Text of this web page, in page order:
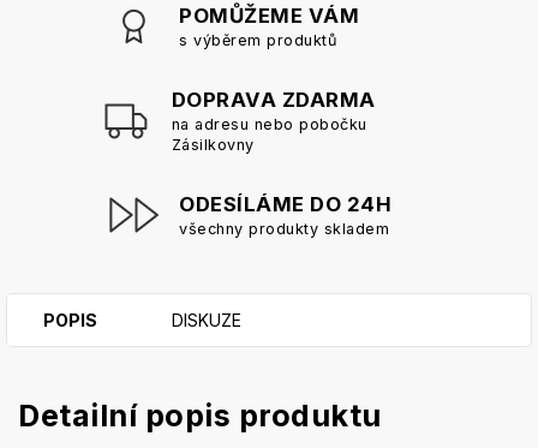
POMŮŽEME VÁM
s výběrem produktů
DOPRAVA ZDARMA
na adresu nebo pobočku
Zásilkovny
ODESÍLÁME DO 24H
všechny produkty skladem
POPIS DISKUZE
Detailní popis produktu